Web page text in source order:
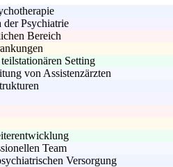
Psychiatrie
Bereich
Setting
von Assistenzärzten
Team
Versorgung